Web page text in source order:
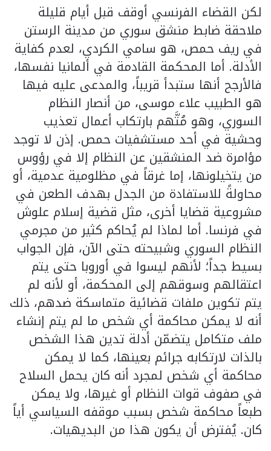
لكن القضاء الفرنسي أوقف قبل أيام قليلة
ملاحقة ضابط منشق سوري من مدينة الرستن
في ريف حمص، هو سامي الكردي، لعدم كفاية
الأدلة. أما المحكمة القادمة في ألمانيا نفسها،
فالأرجح أنها ستبدأ قريباً، والمدعى عليه فيها
هو الطبيب علاء موسى، من أنصار النظام
السوري، وهو مُتَّهم بارتكاب أعمال تعذيب
وحشية في أحد مستشفيات حمص. إذن لا توجد
مؤامرة ضد المنشقين عن النظام إلا في رؤوس
من يتخيلونها، إما غرقاً في مظلومية عدمية، أو
محاولةً للاستفادة من الجدل بهدف الطعن في
مشروعية قضايا أخرى، مثل قضية إسلام علوش
في فرنسا. أما لماذا لم يُحاكم كثير من مجرمي
النظام السوري وشبيحته حتى الآن، فإن الجواب
بسيط جداً؛ لأنهم ليسوا في أوروبا حتى يتم
اعتقالهم وسوقهم إلى المحكمة، أو لأنه لم
يتم تكوين ملفات قضائية متماسكة ضدهم، ذلك
أنه لا يمكن محاكمة أي شخص ما لم يتم إنشاء
ملف متكامل يتضمّن أدلة تدين هذا الشخص
بالذات لارتكابه جرائم بعينها، كما لا يمكن
محاكمة أي شخص لمجرد أنه كان يحمل السلاح
في صفوف قوات النظام أو غيرها، ولا يمكن
طبعاً محاكمة شخص بسبب موقفه السياسي أياً
كان. يُفترض أن يكون هذا من البديهيات.